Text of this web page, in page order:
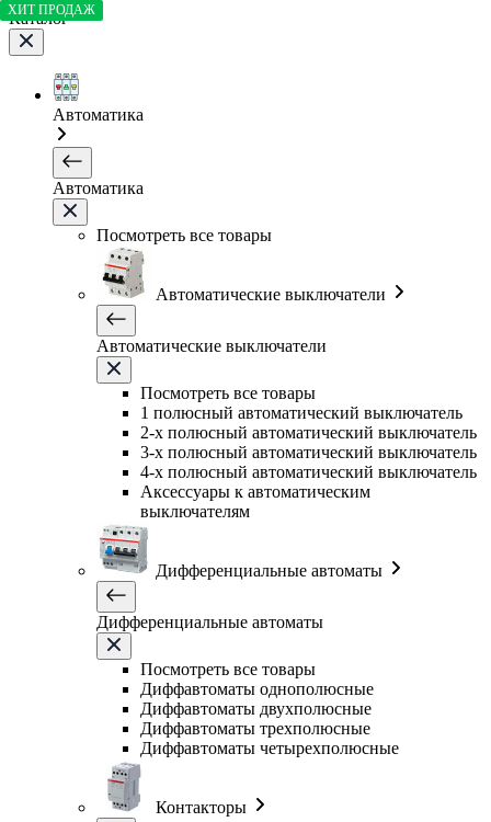
Каталог
Автоматика
Автоматика
Посмотреть все товары
Автоматические выключатели
Автоматические выключатели
Посмотреть все товары
1 полюсный автоматический выключатель
2-х полюсный автоматический выключатель
3-х полюсный автоматический выключатель
4-х полюсный автоматический выключатель
Аксессуары к автоматическим
выключателям
Дифференциальные автоматы
Дифференциальные автоматы
Посмотреть все товары
Диффавтоматы однополюсные
Диффавтоматы двухполюсные
Диффавтоматы трехполюсные
Диффавтоматы четырехполюсные
Контакторы
ХИТ ПРОДАЖ